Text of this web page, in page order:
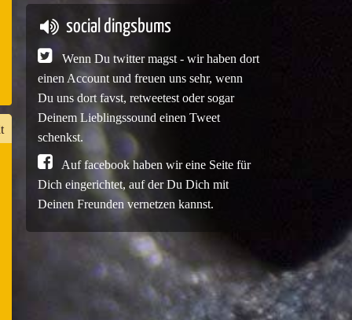
social dingsbums
Wenn Du twitter magst - wir haben dort
einen Account und freuen uns sehr, wenn
Du uns dort favst, retweetest oder sogar
Deinem Lieblingssound einen Tweet
schenkst.
Auf facebook haben wir eine Seite für
Dich eingerichtet, auf der Du Dich mit
Deinen Freunden vernetzen kannst.